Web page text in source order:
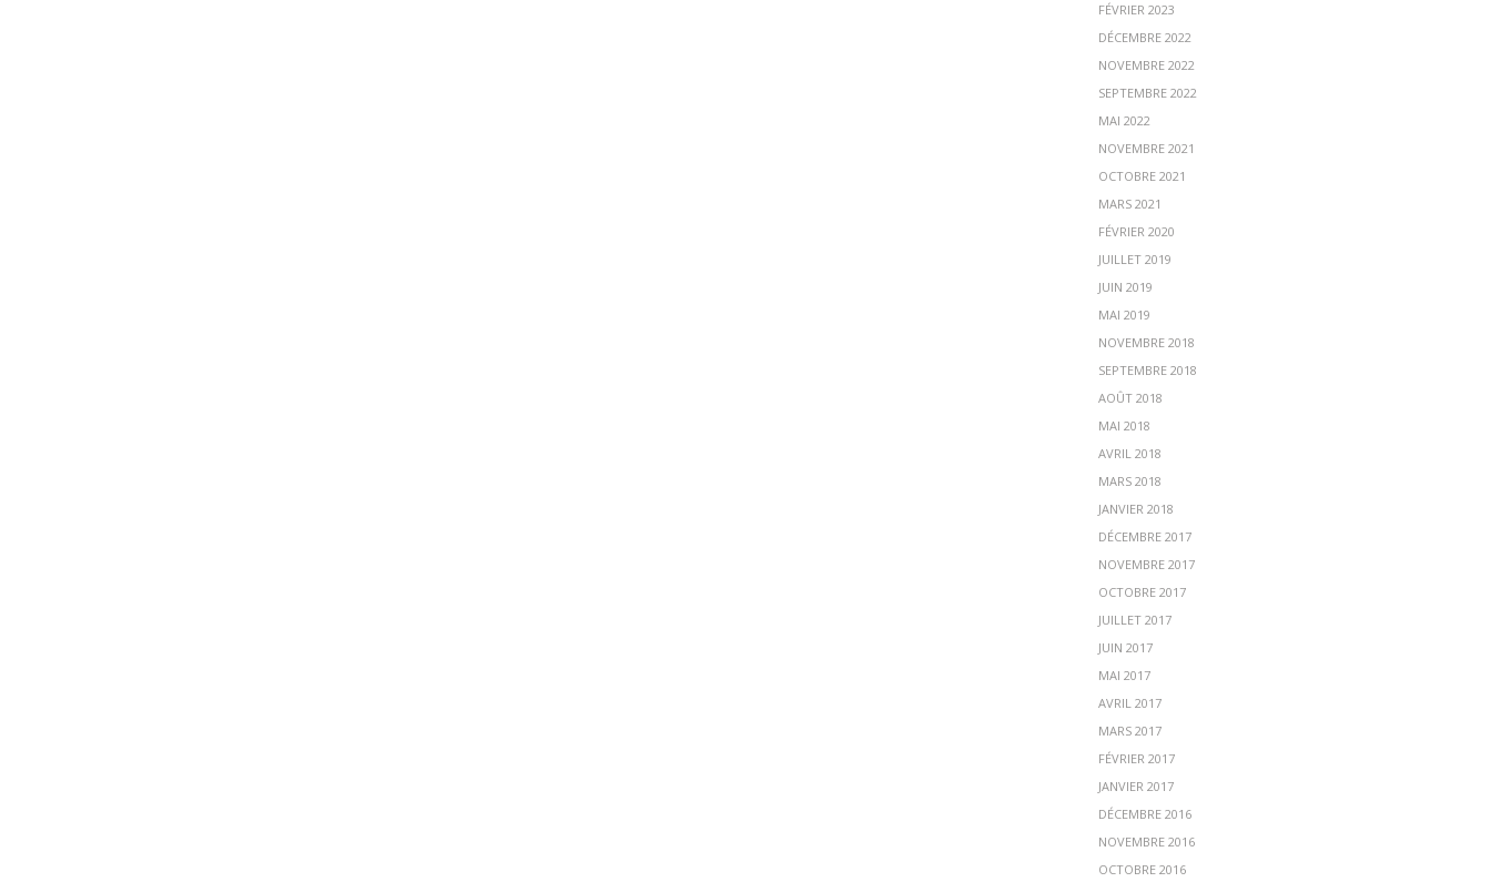
FÉVRIER 2023
DÉCEMBRE 2022
NOVEMBRE 2022
SEPTEMBRE 2022
MAI 2022
NOVEMBRE 2021
OCTOBRE 2021
MARS 2021
FÉVRIER 2020
JUILLET 2019
JUIN 2019
MAI 2019
NOVEMBRE 2018
SEPTEMBRE 2018
AOÛT 2018
MAI 2018
AVRIL 2018
MARS 2018
JANVIER 2018
DÉCEMBRE 2017
NOVEMBRE 2017
OCTOBRE 2017
JUILLET 2017
JUIN 2017
MAI 2017
AVRIL 2017
MARS 2017
FÉVRIER 2017
JANVIER 2017
DÉCEMBRE 2016
NOVEMBRE 2016
OCTOBRE 2016